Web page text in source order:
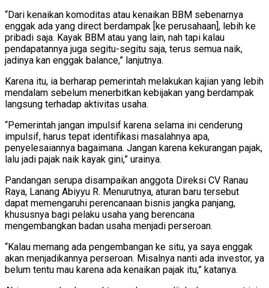
“Dari kenaikan komoditas atau kenaikan BBM sebenarnya
enggak ada yang direct berdampak [ke perusahaan], lebih ke
pribadi saja. Kayak BBM atau yang lain, nah tapi kalau
pendapatannya juga segitu-segitu saja, terus semua naik,
jadinya kan enggak balance,” lanjutnya.
Karena itu, ia berharap pemerintah melakukan kajian yang lebih
mendalam sebelum menerbitkan kebijakan yang berdampak
langsung terhadap aktivitas usaha.
“Pemerintah jangan impulsif karena selama ini cenderung
impulsif, harus tepat identifikasi masalahnya apa,
penyelesaiannya bagaimana. Jangan karena kekurangan pajak,
lalu jadi pajak naik kayak gini,” urainya.
Pandangan serupa disampaikan anggota Direksi CV Ranau
Raya, Lanang Abiyyu R. Menurutnya, aturan baru tersebut
dapat memengaruhi perencanaan bisnis jangka panjang,
khususnya bagi pelaku usaha yang berencana
mengembangkan badan usaha menjadi perseroan.
“Kalau memang ada pengembangan ke situ, ya saya enggak
akan menjadikannya perseroan. Misalnya nanti ada investor, ya
belum tentu mau karena ada kenaikan pajak itu,” katanya.